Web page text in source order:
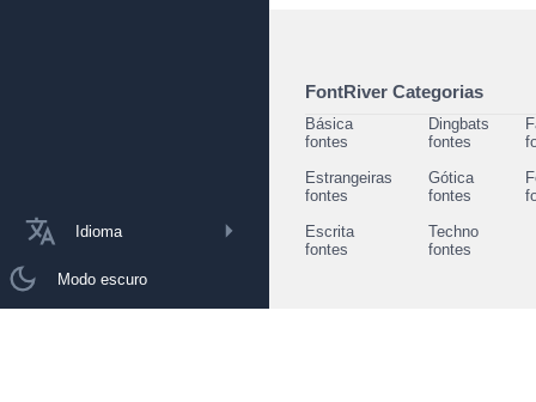
Idioma
Modo escuro
FontRiver Categorias
Básica
fontes
Dingbats
fontes
Estrangeiras
fontes
Gótica
fontes
Escrita
fontes
Techno
fontes